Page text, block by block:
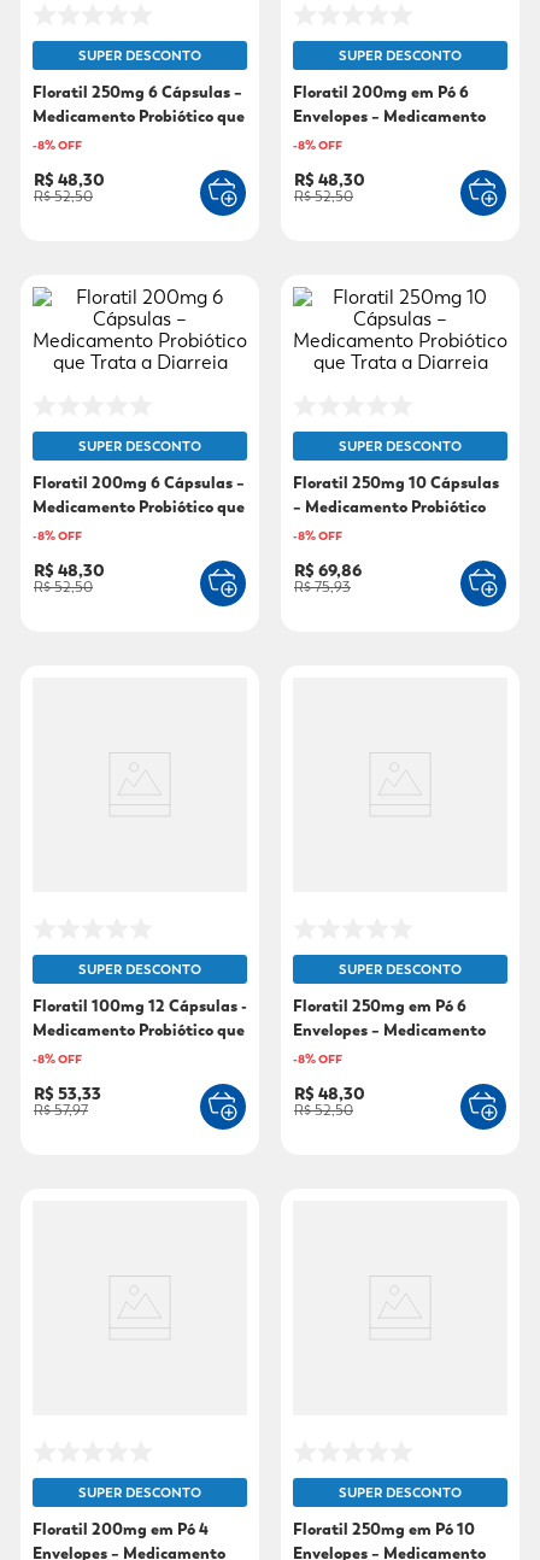
9º
sabonete líquido
SUPER DESCONTO
Floratil 250mg 6 Cápsulas –
Medicamento Probiótico que
Trata a Diarreia
-8% OFF
R$ 48,30
R$ 52,50
SUPER DESCONTO
Floratil 200mg em Pó 6
Envelopes – Medicamento
Probiótico que Trata a
-8% OFF
R$ 48,30
R$ 52,50
SUPER DESCONTO
Floratil 200mg 6 Cápsulas –
Medicamento Probiótico que
Trata a Diarreia
-8% OFF
R$ 48,30
R$ 52,50
SUPER DESCONTO
Floratil 250mg 10 Cápsulas
– Medicamento Probiótico
que Trata a Diarreia
-8% OFF
R$ 69,86
R$ 75,93
SUPER DESCONTO
Floratil 100mg 12 Cápsulas -
Medicamento Probiótico que
Trata a Diarreia
-8% OFF
R$ 53,33
R$ 57,97
SUPER DESCONTO
Floratil 250mg em Pó 6
Envelopes – Medicamento
Probiótico que Trata a
-8% OFF
R$ 48,30
R$ 52,50
SUPER DESCONTO
Floratil 200mg em Pó 4
Envelopes – Medicamento
SUPER DESCONTO
Floratil 250mg em Pó 10
Envelopes – Medicamento